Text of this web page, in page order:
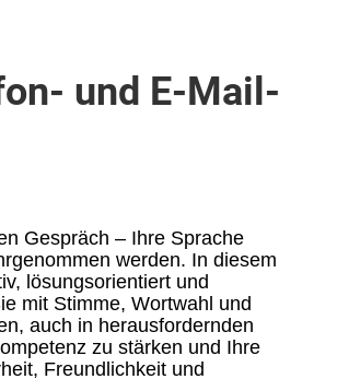
und E-Mail-
Gespräch – Ihre Sprache
werden. In diesem
lösungsorientiert und
mit Stimme, Wortwahl und
auch in herausfordernden
zu stärken und Ihre
Freundlichkeit und